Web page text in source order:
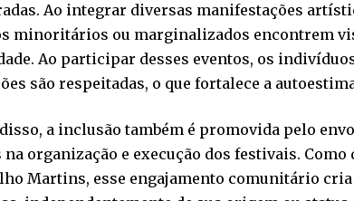
Ao integrar diversas manifestações
minoritários ou marginalizados encontrem
Ao participar desses eventos, os
são respeitadas, o que fortalece a
a inclusão também é promovida pelo
organização e execução dos festivais.
Martins, esse engajamento comunitário